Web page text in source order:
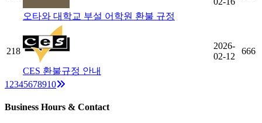
오타와 대학교 부설 어학원 환불 규정
218
CES 환불규정 안내
2026-
02-12
666
1 2345678910Next
Business Hours & Contact